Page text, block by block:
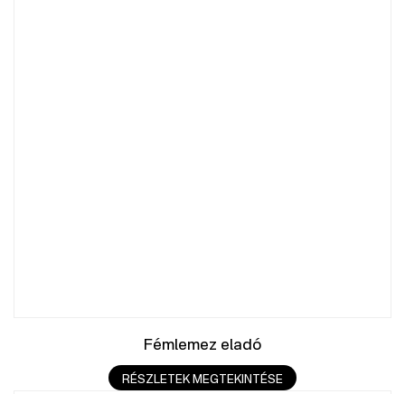
Fémlemez eladó
RÉSZLETEK MEGTEKINTÉSE